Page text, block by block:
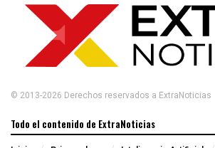
© 2013-2026 Derechos reservados a ExtraNoticias
Todo el contenido de ExtraNoticias